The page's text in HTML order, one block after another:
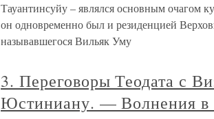
Тауантинсуйу – являлся основным очагом
он одновременно был и резиденцией
называвшегося Вильяк Уму
3. Переговоры Теодата с
Юстиниану. — Волнения